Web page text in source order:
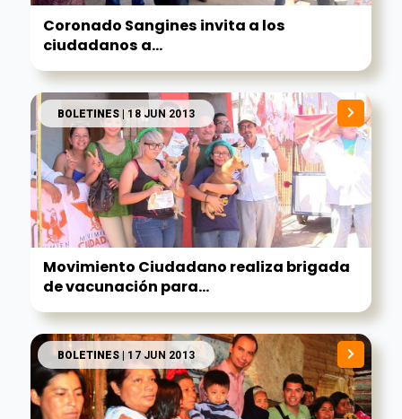
Coronado Sangines invita a los
ciudadanos a...
BOLETINES| 18 JUN 2013
Movimiento Ciudadano realiza brigada
de vacunación para...
BOLETINES| 17 JUN 2013